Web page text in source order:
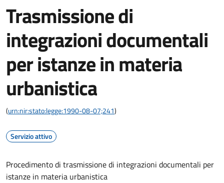
Trasmissione di
integrazioni documentali
per istanze in materia
urbanistica
(urn:nir:stato:legge:1990-08-07;241)
Servizio attivo
Procedimento di trasmissione di integrazioni documentali per
istanze in materia urbanistica